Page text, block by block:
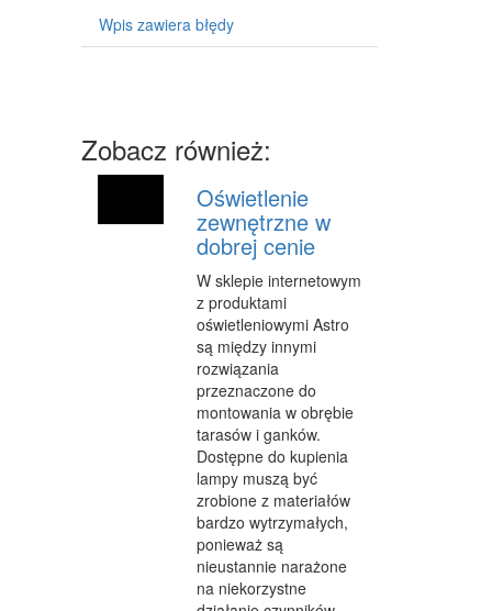
INNE SKLEPY
PRZEMYSŁ METALOWY
PRZEWÓZ
TRANSPORT
CZĘŚCI SAMOCHODOWE
WYNAJEM
USŁUGI MOTORYZACYJNE
SALONY, KOMISY
PUBLIC RELATIONS
AGENCJE REKLAMOWE
MATERIAŁY REKLAMOWE
Wpis zawiera błędy
Zobacz również:
Oświetlenie
zewnętrzne w
dobrej cenie
W sklepie internetowym
z produktami
oświetleniowymi Astro
są między innymi
rozwiązania
przeznaczone do
montowania w obrębie
tarasów i ganków.
Dostępne do kupienia
lampy muszą być
zrobione z materiałów
bardzo wytrzymałych,
ponieważ są
nieustannie narażone
na niekorzystne